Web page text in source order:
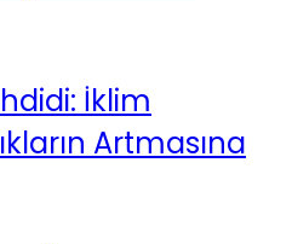
İklim
Artmasına